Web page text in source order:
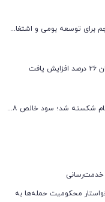
۴ تفاهمنامه جدید پتروشیمی جم برای توسعه بومی و اشتغال در بوشهر
رکورد ۸ ساله پتروشیمی بندر امام شکسته شد؛ سود خالص ۱۶۸ درصد افزایش یافت
خدمت‌رسانی
محکومیت حمله‌ها به